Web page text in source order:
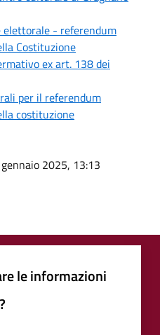
elettorale - referendum
Costituzione
ex art. 138 dei
per il referendum
costituzione
2025, 13:13
le informazioni